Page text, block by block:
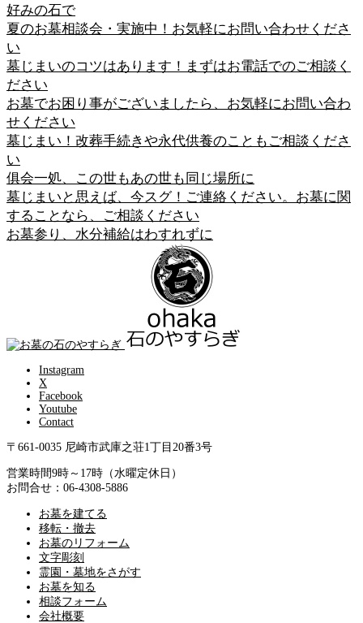
好みの石で
夏のお墓相談会・実施中！お気軽にお問い合わせくださ
い
墓じまいのコツはあります！まずはお電話でのご相談く
ださい
お墓でお困り事がございましたら、お気軽にお問い合わ
せください
墓じまい！改葬手続きや永代供養のこともご相談くださ
い
俱会一処、この世もあの世も同じ場所に
墓じまいと思えば、今スグ！ご連絡ください。お墓に関
することなら、ご相談ください
お墓参り、水分補給はわすれずに
Instagram
X
Facebook
Youtube
Contact
〒661-0035 尼崎市武庫之荘1丁目20番3号
営業時間9時～17時（水曜定休日）
お問合せ：06-4308-5886
お墓を建てる
移転・撤去
お墓のリフォーム
文字彫刻
霊園・墓地をさがす
お墓を知る
相談フォーム
会社概要